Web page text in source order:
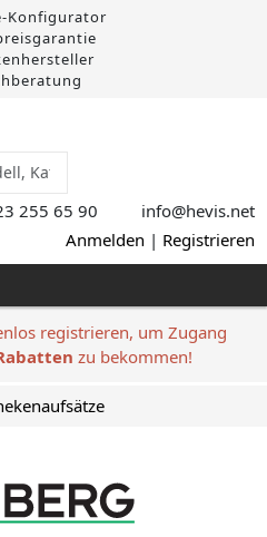
Konfigurator
255 65 90 info@hevis.net
Anmelden | Registrieren
registrieren, um Zugang
zu bekommen!